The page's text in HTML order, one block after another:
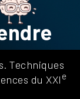
Techniques
du XXI e